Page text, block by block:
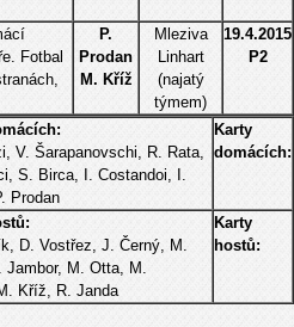
Fotbal
P.
Prodan
M. Kříž
Mleziva
Linhart
(najatý
týmem)
19.4.2015
P2
V. Šarapanovschi, R. Rata,
S. Birca, I. Costandoi, I.
Prodan
Karty
domácích:
D. Vostřez, J. Černý, M.
Jambor, M. Otta, M.
Kříž, R. Janda
Karty
hostů: